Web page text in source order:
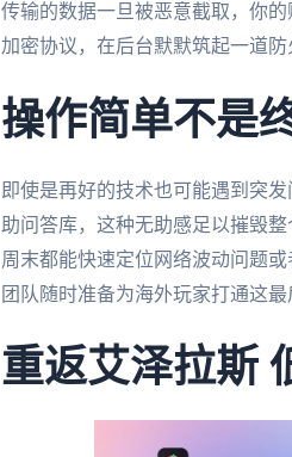
传输的数据一旦被恶意截取，你
加密协议，在后台默默筑起一道防
操作简单不是
即使是再好的技术也可能遇到突
助问答库，这种无助感足以摧毁
周末都能快速定位网络波动问题
团队随时准备为海外玩家打通这
重返艾泽拉斯